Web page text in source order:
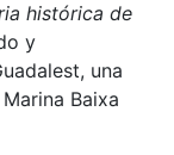
histórica de
y
una
Baixa